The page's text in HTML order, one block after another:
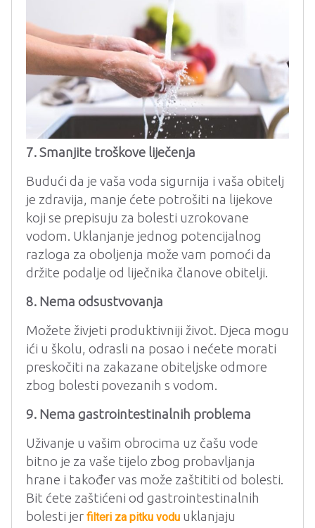
7. Smanjite troškove liječenja
Budući da je vaša voda sigurnija i vaša obitelj
je zdravija, manje ćete potrošiti na lijekove
koji se prepisuju za bolesti uzrokovane
vodom. Uklanjanje jednog potencijalnog
razloga za oboljenja može vam pomoći da
držite podalje od liječnika članove obitelji.
8. Nema odsustvovanja
Možete živjeti produktivniji život. Djeca mogu
ići u školu, odrasli na posao i nećete morati
preskočiti na zakazane obiteljske odmore
zbog bolesti povezanih s vodom.
9. Nema gastrointestinalnih problema
Uživanje u vašim obrocima uz čašu vode
bitno je za vaše tijelo zbog probavljanja
hrane i također vas može zaštititi od bolesti.
Bit ćete zaštićeni od gastrointestinalnih
bolesti jer filteri za pitku vodu uklanjaju